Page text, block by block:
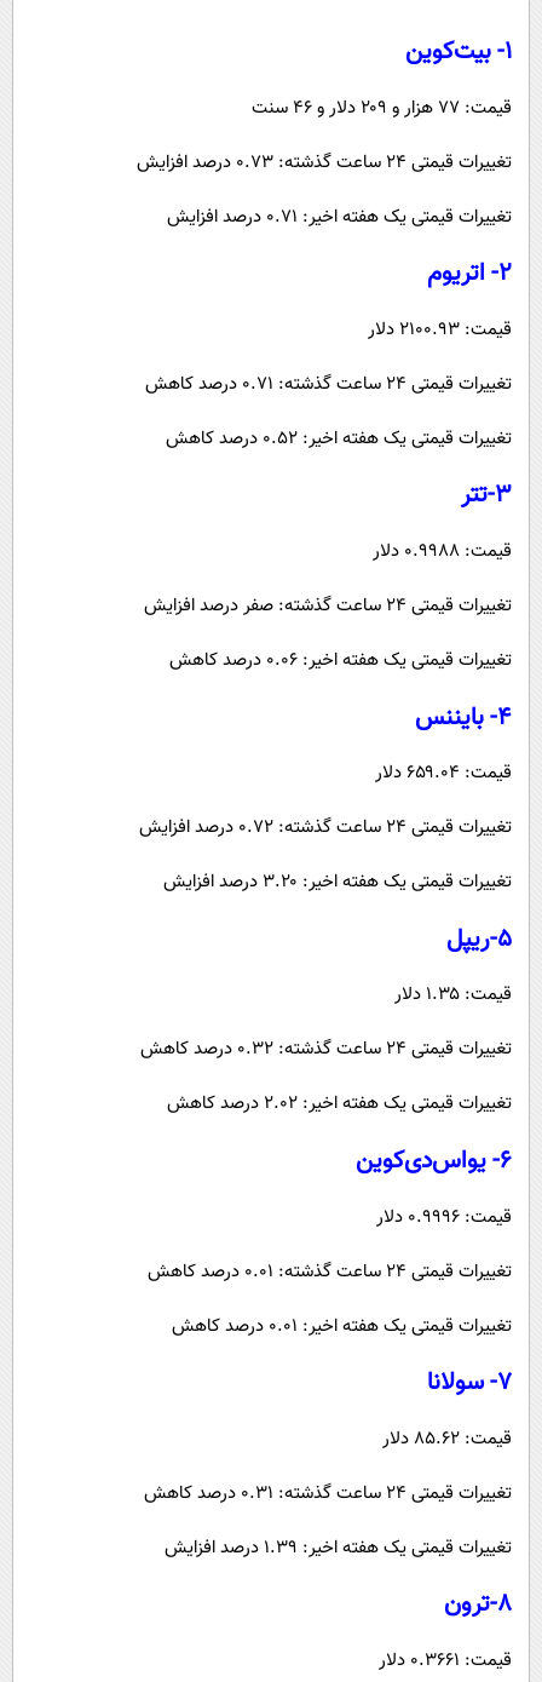
۱- بیت‌کوین
قیمت: ۷۷ هزار و ۲۰۹ دلار و ۴۶ سنت
تغییرات قیمتی ۲۴ ساعت گذشته: ۰.۷۳ درصد افزایش
تغییرات قیمتی یک هفته اخیر: ۰.۷۱ درصد افزایش
۲- اتریوم
قیمت: ۲۱۰۰.۹۳ دلار
تغییرات قیمتی ۲۴ ساعت گذشته: ۰.۷۱ درصد کاهش
تغییرات قیمتی یک هفته اخیر: ۰.۵۲ درصد کاهش
۳-تتر
قیمت: ۰.۹۹۸۸ دلار
تغییرات قیمتی ۲۴ ساعت گذشته: صفر درصد افزایش
تغییرات قیمتی یک هفته اخیر: ۰.۰۶ درصد کاهش
۴- بایننس
قیمت: ۶۵۹.۰۴ دلار
تغییرات قیمتی ۲۴ ساعت گذشته: ۰.۷۲ درصد افزایش
تغییرات قیمتی یک هفته اخیر: ۳.۲۰ درصد افزایش
۵-ریپل
قیمت: ۱.۳۵ دلار
تغییرات قیمتی ۲۴ ساعت گذشته: ۰.۳۲ درصد کاهش
تغییرات قیمتی یک هفته اخیر: ۲.۰۲ درصد کاهش
۶- یواس‌دی‌کوین
قیمت: ۰.۹۹۹۶ دلار
تغییرات قیمتی ۲۴ ساعت گذشته: ۰.۰۱ درصد کاهش
تغییرات قیمتی یک هفته اخیر: ۰.۰۱ درصد کاهش
۷- سولانا
قیمت: ۸۵.۶۲ دلار
تغییرات قیمتی ۲۴ ساعت گذشته: ۰.۳۱ درصد کاهش
تغییرات قیمتی یک هفته اخیر: ۱.۳۹ درصد افزایش
۸-ترون
قیمت: ۰.۳۶۶۱ دلار